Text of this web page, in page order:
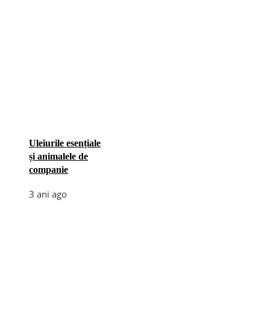
Uleiurile esențiale
și animalele de
companie
3 ani ago